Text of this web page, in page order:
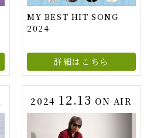
MY BEST HIT SONG
2024
詳細はこちら
2024 12.13 ON AIR